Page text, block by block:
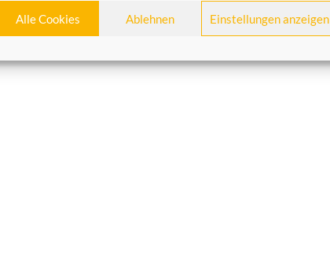
Alle Cookies Ablehnen Einstellungen anzeigen
Kultur unserer Heimatstadt.